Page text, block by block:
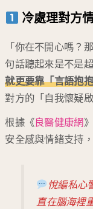
冷處理對方
「你在不開心嗎？
句話聽起來是不是
就更要靠「言語抱
對方的「自我懷疑
根據《良醫健康網
安全感與情緒支持
悅編私心
直在腦海裡